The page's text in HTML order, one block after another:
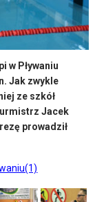
w Pływaniu
Jak zwykle
ze szkół
Jacek
prowadził